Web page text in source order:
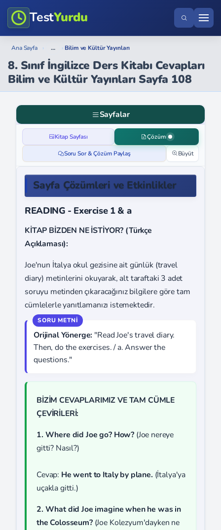
TestYurdu
Ana Sayfa › ... › Bilim ve Kültür Yayınları
8. Sınıf İngilizce Ders Kitabı Cevapları
Bilim ve Kültür Yayınları Sayfa 108
Sayfalar
Kitap Sayfası Çözüm
Soru Sor & Çözüm Paylaş Büyüt
Sayfa Çözümleri ve Etkinlikler
READING - Exercise 1 & a
KİTAP BİZDEN NE İSTİYOR? (Türkçe
Açıklaması):
Joe'nun İtalya okul gezisine ait günlük (travel
diary) metinlerini okuyarak, alt taraftaki 3 adet
soruyu metinden çıkaracağınız bilgilere göre tam
cümlelerle yanıtlamanızı istemektedir.
Orijinal Yönerge: "Read Joe's travel diary.
Then, do the exercises. / a. Answer the
questions."
BİZİM CEVAPLARIMIZ VE TAM CÜMLE
ÇEVİRİLERİ:
1. Where did Joe go? How? (Joe nereye
gitti? Nasıl?)
Cevap: He went to Italy by plane. (İtalya'ya
uçakla gitti.)
2. What did Joe imagine when he was in
the Colosseum?(Joe Kolezyum'dayken ne